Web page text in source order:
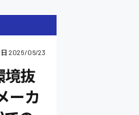
2026/06/23
境抜
ーカ